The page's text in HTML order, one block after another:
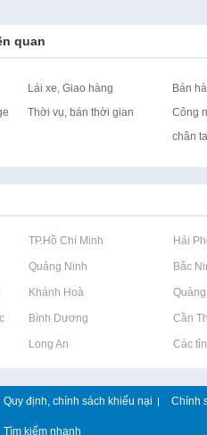
quan
Lái xe, Giao hàng Bán
Thời vụ, bán thời gian
Công
chân
tại TP.Hồ Chí Minh Rao vặt tại Hải
tại Quảng Ninh Rao vặt tại Bắc
tại Khánh Hoà Rao vặt tại
tại Bình Dương Rao vặt tại Cần
tại Long An Rao vặt tại Các
Quy định, chính sách khiếu nại | Chính
Tìm kiếm nhanh